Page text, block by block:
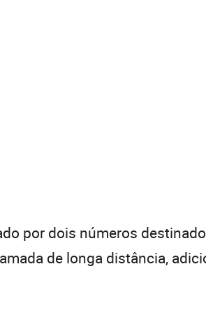
por dois números
de longa distância,